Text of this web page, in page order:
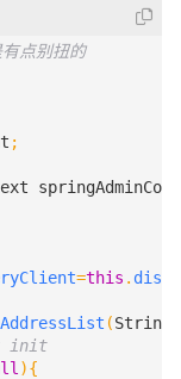
;
=this .
(String
){